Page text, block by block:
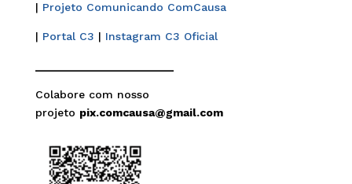
| Projeto Comunicando ComCausa
| Portal C3 | Instagram C3 Oficial
Colabore com nosso
projeto pix.comcausa@gmail.com